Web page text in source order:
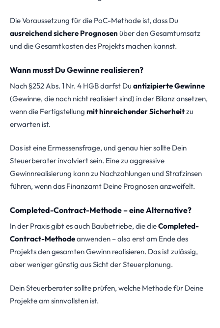
Die Voraussetzung für die PoC-Methode ist, dass Du
ausreichend sichere Prognosen über den Gesamtumsatz
und die Gesamtkosten des Projekts machen kannst.
Wann musst Du Gewinne realisieren?
Nach §252 Abs. 1 Nr. 4 HGB darfst Du antizipierte Gewinne
(Gewinne, die noch nicht realisiert sind) in der Bilanz ansetzen,
wenn die Fertigstellung mit hinreichender Sicherheitzu
erwarten ist.
Das ist eine Ermessensfrage, und genau hier sollte Dein
Steuerberater involviert sein. Eine zu aggressive
Gewinnrealisierung kann zu Nachzahlungen und Strafzinsen
führen, wenn das Finanzamt Deine Prognosen anzweifelt.
Completed-Contract-Methode – eine Alternative?
In der Praxis gibt es auch Baubetriebe, die dieCompleted-
Contract-Methodeanwenden – also erst am Ende des
Projekts den gesamten Gewinn realisieren. Das ist zulässig,
aber weniger günstig aus Sicht der Steuerplanung.
Dein Steuerberater sollte prüfen, welche Methode für Deine
Projekte am sinnvollsten ist.